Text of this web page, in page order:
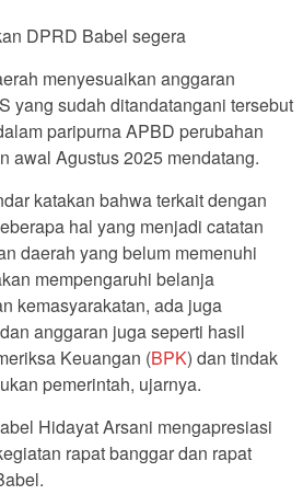
DPRD Babel segera
menyesuaikan anggaran
yang sudah ditandatangani tersebut
paripurna APBD perubahan
awal Agustus 2025 mendatang.
katakan bahwa terkait dengan
hal yang menjadi catatan
daerah yang belum memenuhi
mempengaruhi belanja
kemasyarakatan, ada juga
anggaran juga seperti hasil
Keuangan (BPK) dan tindak
pemerintah, ujarnya.
Hidayat Arsani mengapresiasi
rapat banggar dan rapat